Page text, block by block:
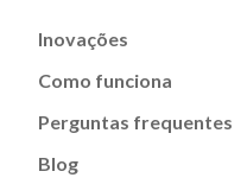
Inovações
Como funciona
Perguntas frequentes
Blog